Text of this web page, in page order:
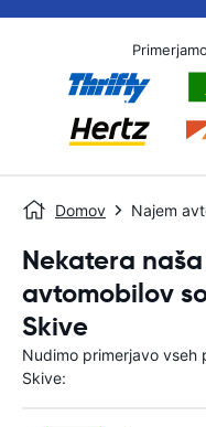
Domov Najem
Nekatera
avtomobilov
Skive
Nudimo primerjavo
Skive: